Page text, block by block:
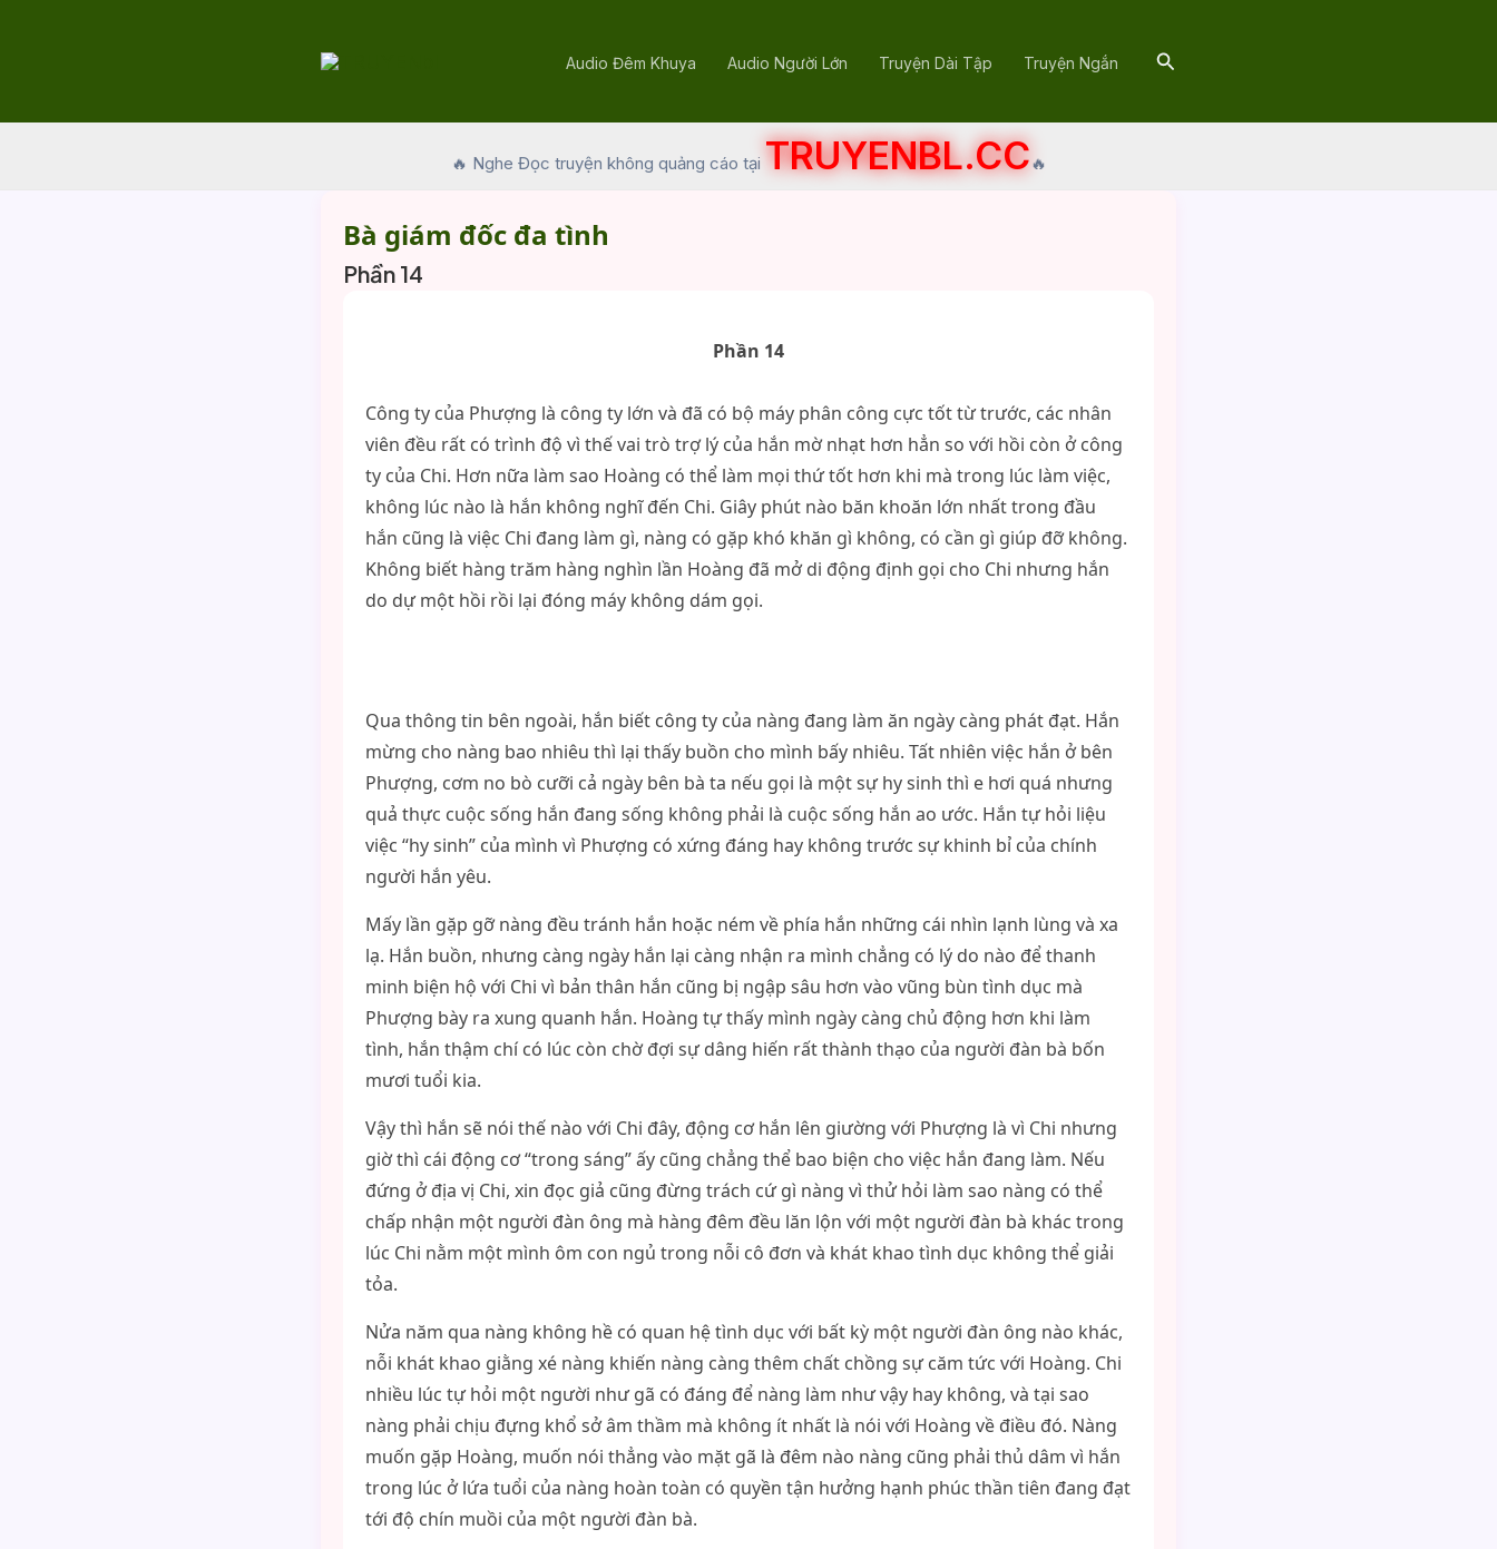
Audio Đêm Khuya Audio Người Lớn Truyện Dài Tập Truyện Ngắn Search
🔥 Nghe Đọc truyện không quảng cáo tại TRUYENBL.CC🔥
Bà giám đốc đa tình
Phần 14
Phần 14
Công ty của Phượng là công ty lớn và đã có bộ máy phân công cực tốt từ trước, các nhân
viên đều rất có trình độ vì thế vai trò trợ lý của hắn mờ nhạt hơn hẳn so với hồi còn ở công
ty của Chi. Hơn nữa làm sao Hoàng có thể làm mọi thứ tốt hơn khi mà trong lúc làm việc,
không lúc nào là hắn không nghĩ đến Chi. Giây phút nào băn khoăn lớn nhất trong đầu
hắn cũng là việc Chi đang làm gì, nàng có gặp khó khăn gì không, có cần gì giúp đỡ không.
Không biết hàng trăm hàng nghìn lần Hoàng đã mở di động định gọi cho Chi nhưng hắn
do dự một hồi rồi lại đóng máy không dám gọi.
Qua thông tin bên ngoài, hắn biết công ty của nàng đang làm ăn ngày càng phát đạt. Hắn
mừng cho nàng bao nhiêu thì lại thấy buồn cho mình bấy nhiêu. Tất nhiên việc hắn ở bên
Phượng, cơm no bò cưỡi cả ngày bên bà ta nếu gọi là một sự hy sinh thì e hơi quá nhưng
quả thực cuộc sống hắn đang sống không phải là cuộc sống hắn ao ước. Hắn tự hỏi liệu
việc “hy sinh” của mình vì Phượng có xứng đáng hay không trước sự khinh bỉ của chính
người hắn yêu.
Mấy lần gặp gỡ nàng đều tránh hắn hoặc ném về phía hắn những cái nhìn lạnh lùng và xa
lạ. Hắn buồn, nhưng càng ngày hắn lại càng nhận ra mình chẳng có lý do nào để thanh
minh biện hộ với Chi vì bản thân hắn cũng bị ngập sâu hơn vào vũng bùn tình dục mà
Phượng bày ra xung quanh hắn. Hoàng tự thấy mình ngày càng chủ động hơn khi làm
tình, hắn thậm chí có lúc còn chờ đợi sự dâng hiến rất thành thạo của người đàn bà bốn
mươi tuổi kia.
Vậy thì hắn sẽ nói thế nào với Chi đây, động cơ hắn lên giường với Phượng là vì Chi nhưng
giờ thì cái động cơ “trong sáng” ấy cũng chẳng thể bao biện cho việc hắn đang làm. Nếu
đứng ở địa vị Chi, xin đọc giả cũng đừng trách cứ gì nàng vì thử hỏi làm sao nàng có thể
chấp nhận một người đàn ông mà hàng đêm đều lăn lộn với một người đàn bà khác trong
lúc Chi nằm một mình ôm con ngủ trong nỗi cô đơn và khát khao tình dục không thể giải
tỏa.
Nửa năm qua nàng không hề có quan hệ tình dục với bất kỳ một người đàn ông nào khác,
nỗi khát khao giằng xé nàng khiến nàng càng thêm chất chồng sự căm tức với Hoàng. Chi
nhiều lúc tự hỏi một người như gã có đáng để nàng làm như vậy hay không, và tại sao
nàng phải chịu đựng khổ sở âm thầm mà không ít nhất là nói với Hoàng về điều đó. Nàng
muốn gặp Hoàng, muốn nói thẳng vào mặt gã là đêm nào nàng cũng phải thủ dâm vì hắn
trong lúc ở lứa tuổi của nàng hoàn toàn có quyền tận hưởng hạnh phúc thần tiên đang đạt
tới độ chín muồi của một người đàn bà.